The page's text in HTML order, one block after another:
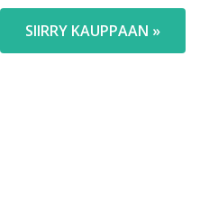
SIIRRY KAUPPAAN »